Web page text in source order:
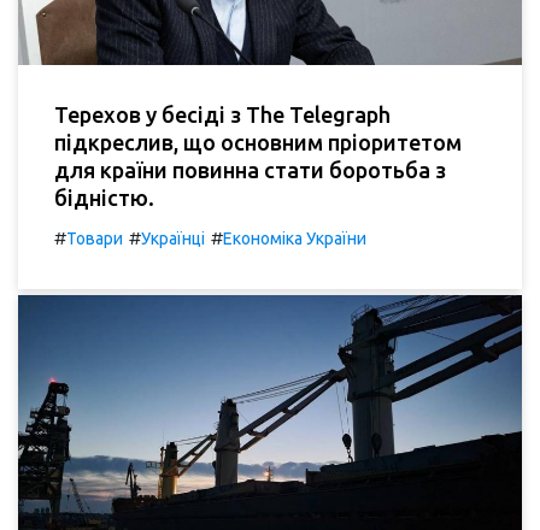
Терехов у бесіді з The Telegraph
підкреслив, що основним пріоритетом
для країни повинна стати боротьба з
бідністю.
#Товари #Українці #Економіка України